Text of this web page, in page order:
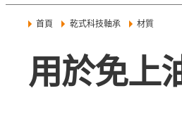
首頁 乾式科技軸承 材質
用於免上